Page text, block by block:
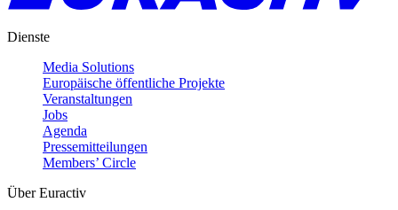
Dienste
Media Solutions
Europäische öffentliche Projekte
Veranstaltungen
Jobs
Agenda
Pressemitteilungen
Members’ Circle
Über Euractiv